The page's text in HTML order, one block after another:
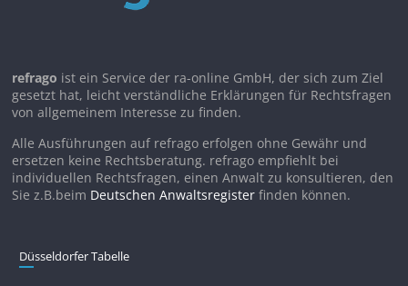
refrago ist ein Service der ra-online GmbH, der sich zum Ziel
gesetzt hat, leicht verständliche Erklärungen für Rechtsfragen
von allgemeinem Interesse zu finden.
Alle Ausführungen auf refrago erfolgen ohne Gewähr und
ersetzen keine Rechtsberatung. refrago empfiehlt bei
individuellen Rechtsfragen, einen Anwalt zu konsultieren, den
Sie z.B.beim Deutschen Anwaltsregister finden können.
Düsseldorfer Tabelle